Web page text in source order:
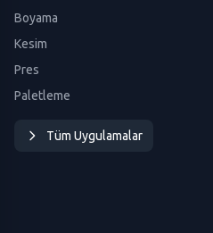
Boyama
Kesim
Pres
Paletleme
Tüm Uygulamalar